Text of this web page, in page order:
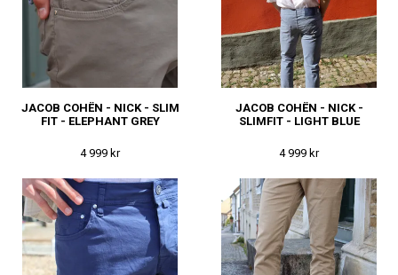
JACOB COHËN - NICK - SLIM
FIT - ELEPHANT GREY
4 999 kr
JACOB COHËN - NICK -
SLIMFIT - LIGHT BLUE
4 999 kr